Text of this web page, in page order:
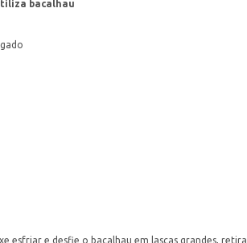
bacalhau
e desfie o bacalhau em lascas grandes,